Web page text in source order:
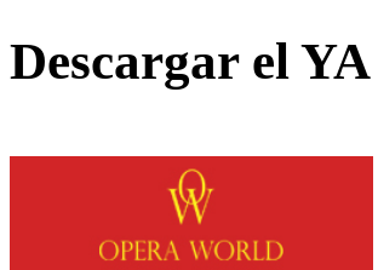
Descargar el